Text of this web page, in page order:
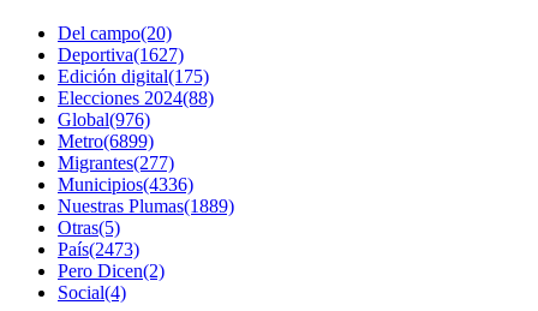
Del campo(20)
Deportiva(1627)
Edición digital(175)
Elecciones 2024(88)
Global(976)
Metro(6899)
Migrantes(277)
Municipios(4336)
Nuestras Plumas(1889)
Otras(5)
País(2473)
Pero Dicen(2)
Social(4)